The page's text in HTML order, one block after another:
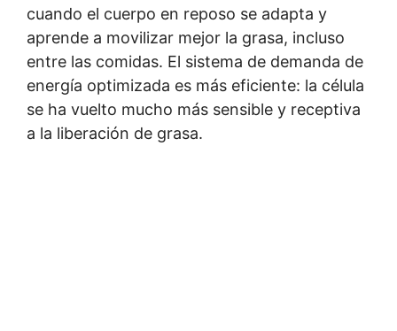
cuando el cuerpo en reposo se adapta y
aprende a movilizar mejor la grasa, incluso
entre las comidas. El sistema de demanda de
energía optimizada es más eficiente: la célula
se ha vuelto mucho más sensible y receptiva
a la liberación de grasa.